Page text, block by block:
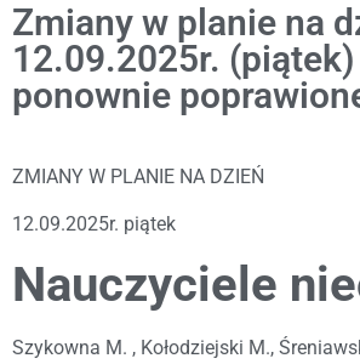
Zmiany w planie na
12.09.2025r.
ponownie
ZMIANY W PLANIE NA DZIEŃ
12.09.2025r. piątek
Nauczyciele
Szykowna M. , Kołodziejski M.,